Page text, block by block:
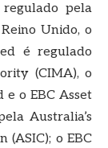
pela
Unido, o
é regulado
(CIMA), o
e o EBC Asset
Australia’s
(ASIC); o EBC